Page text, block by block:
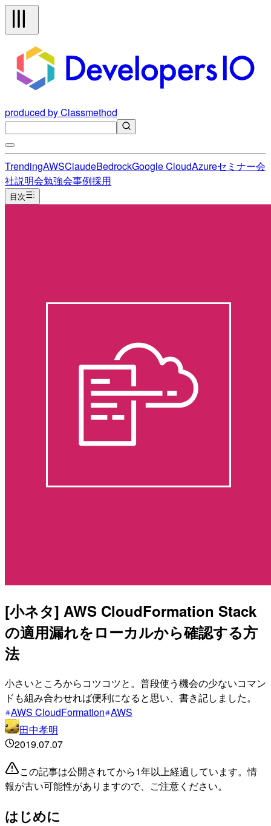
produced by Classmethod
TrendingAWSClaudeBedrockGoogle CloudAzureセミナー会
社説明会勉強会事例採用
目次
[小ネタ] AWS CloudFormation Stack
の適用漏れをローカルから確認する方
法
小さいところからコツコツと。普段使う機会の少ないコマン
ドも組み合わせれば便利になると思い、書き記しました。
AWS CloudFormation AWS
田中孝明
2019.07.07
この記事は公開されてから1年以上経過しています。情
報が古い可能性がありますので、ご注意ください。
はじめに